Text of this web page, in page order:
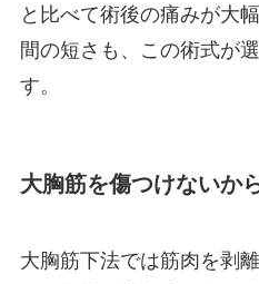
と比べて術後の痛みが大
間の短さも、この術式が
す。
大胸筋を傷つけないか
大胸筋下法では筋肉を剥